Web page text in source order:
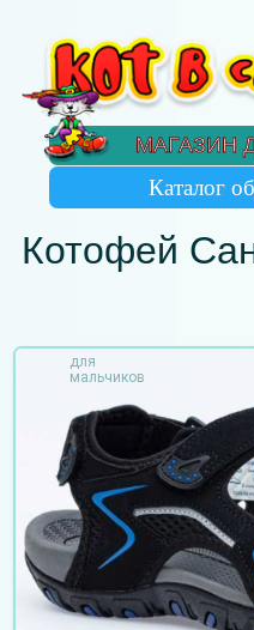
МАГАЗИН
Котофей
для
мальчиков